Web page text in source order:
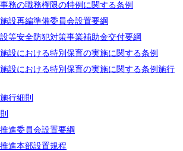
務の職務権限の特例に関する条例
設再編準備委員会設置要綱
等安全防犯対策事業補助金交付要綱
設における特別保育の実施に関する条例
設における特別保育の実施に関する条例施行
行細則
進委員会設置要綱
進本部設置規程